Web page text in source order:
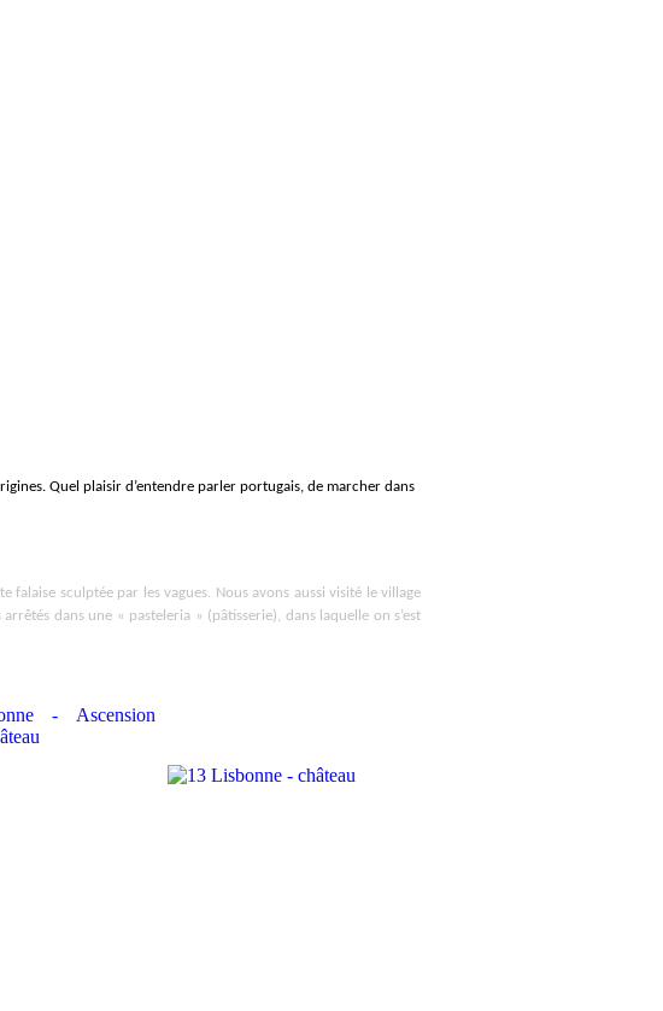
Quel plaisir d’entendre parler portugais, de marcher dans
sculptée par les vagues. Nous avons aussi visité le village
dans une « pasteleria » (pâtisserie), dans laquelle on s’est